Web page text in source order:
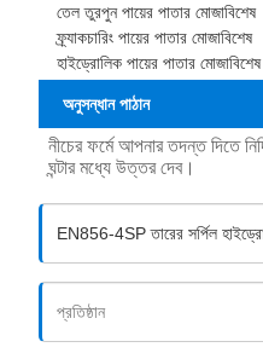
তেল তুরপুন পায়ের পাতার মোজাবিশেষ
ফ্র্যাকচারিং পায়ের পাতার মোজাবিশেষ
হাইড্রোলিক পায়ের পাতার মোজাবিশেষ
অনুসন্ধান পাঠান
নীচের ফর্মে আপনার তদন্ত দিতে
ঘন্টার মধ্যে উত্তর দেব।